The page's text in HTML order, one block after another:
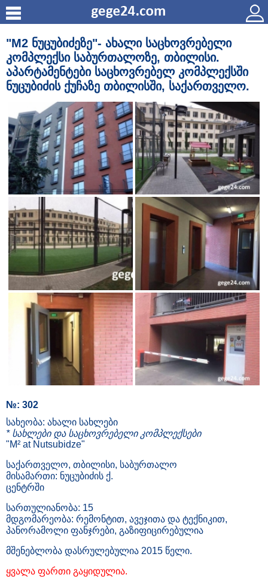
"М2 ნუცუბიძეზე"- ახალი საცხოვრებელი
კომპლექსი საბურთალოზე, თბილისი.
აპარტამენტები საცხოვრებელ კომპლექსში
ნუცუბიძის ქუჩაზე თბილისში, საქართველო.
№: 302
სახეობა: ახალი სახლები
* სახლები და საცხოვრებელი კომპლექსები
"М² at Nutsubidze"
საქართველო, თბილისი, საბურთალო
მისამართი: ნუცუბიძის ქ.
ცენტრში
სართულიანობა: 15
მდგომარეობა: რემონტით, ავეჯითა და ტექნიკით,
პანორამოლი ფანჯრები, გაზიფიცირებულია
მშენებლობა დასრულებულია 2015 წელი.
ყვალა ფართი გაყიდულია.